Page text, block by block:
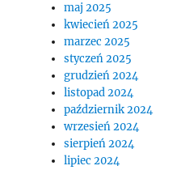
maj 2025
kwiecień 2025
marzec 2025
styczeń 2025
grudzień 2024
listopad 2024
październik 2024
wrzesień 2024
sierpień 2024
lipiec 2024